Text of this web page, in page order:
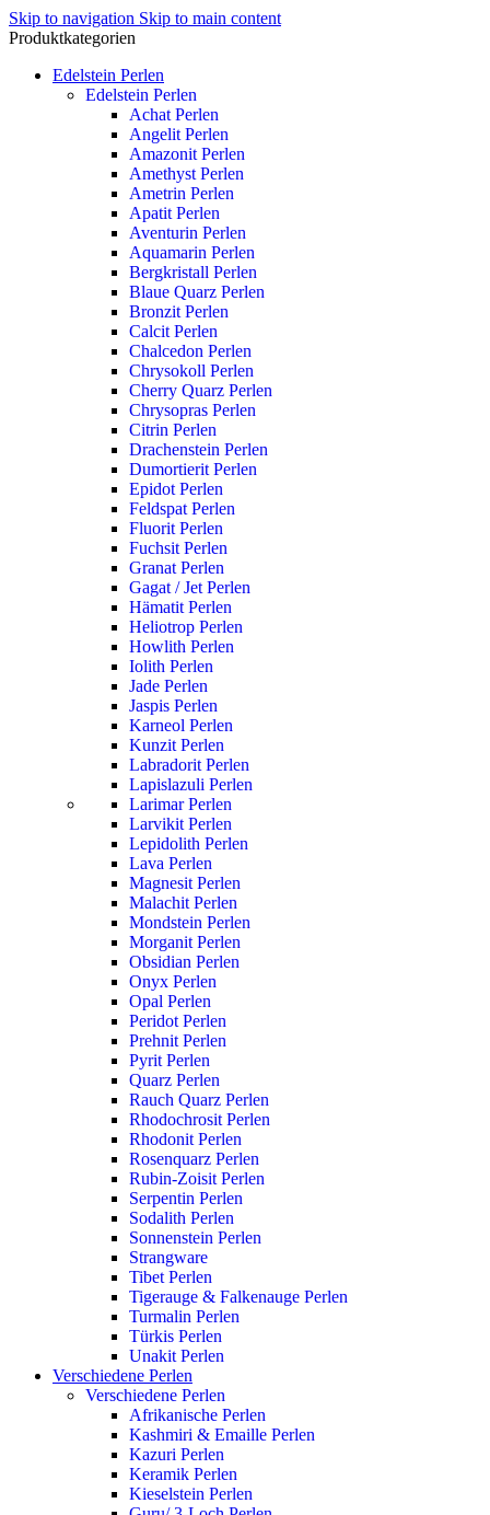
Skip to navigation Skip to main content
Produktkategorien
Edelstein Perlen
Edelstein Perlen
Achat Perlen
Angelit Perlen
Amazonit Perlen
Amethyst Perlen
Ametrin Perlen
Apatit Perlen
Aventurin Perlen
Aquamarin Perlen
Bergkristall Perlen
Blaue Quarz Perlen
Bronzit Perlen
Calcit Perlen
Chalcedon Perlen
Chrysokoll Perlen
Cherry Quarz Perlen
Chrysopras Perlen
Citrin Perlen
Drachenstein Perlen
Dumortierit Perlen
Epidot Perlen
Feldspat Perlen
Fluorit Perlen
Fuchsit Perlen
Granat Perlen
Gagat / Jet Perlen
Hämatit Perlen
Heliotrop Perlen
Howlith Perlen
Iolith Perlen
Jade Perlen
Jaspis Perlen
Karneol Perlen
Kunzit Perlen
Labradorit Perlen
Lapislazuli Perlen
Larimar Perlen
Larvikit Perlen
Lepidolith Perlen
Lava Perlen
Magnesit Perlen
Malachit Perlen
Mondstein Perlen
Morganit Perlen
Obsidian Perlen
Onyx Perlen
Opal Perlen
Peridot Perlen
Prehnit Perlen
Pyrit Perlen
Quarz Perlen
Rauch Quarz Perlen
Rhodochrosit Perlen
Rhodonit Perlen
Rosenquarz Perlen
Rubin-Zoisit Perlen
Serpentin Perlen
Sodalith Perlen
Sonnenstein Perlen
Strangware
Tibet Perlen
Tigerauge & Falkenauge Perlen
Turmalin Perlen
Türkis Perlen
Unakit Perlen
Verschiedene Perlen
Verschiedene Perlen
Afrikanische Perlen
Kashmiri & Emaille Perlen
Kazuri Perlen
Keramik Perlen
Kieselstein Perlen